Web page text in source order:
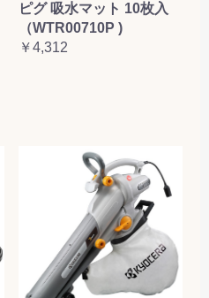
ピグ 吸水マット 10枚入
（WTR00710P )
￥4,312